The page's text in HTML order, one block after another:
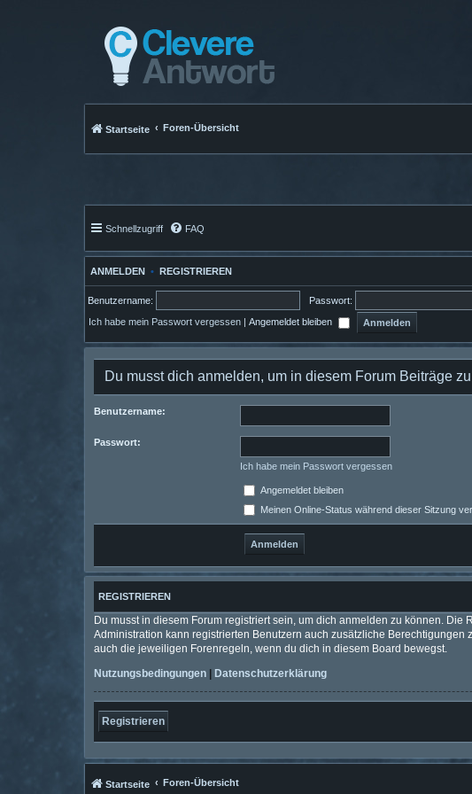
Startseite Foren-Übersicht
Schnellzugriff FAQ
ANMELDEN • REGISTRIEREN
Benutzername: Passwort:
Ich habe mein Passwort vergessen Angemeldet bleiben
Du musst dich anmelden, um in diesem Forum Beiträge
Benutzername:
Passwort:
Ich habe mein Passwort vergessen
Angemeldet bleiben
Meinen Online-Status während dieser Sitzung
REGISTRIEREN
Du musst in diesem Forum registriert sein, um dich anmelden zu können.
Administration kann registrierten Benutzern auch zusätzliche
auch die jeweiligen Forenregeln, wenn du dich in diesem Board bewegst.
Nutzungsbedingungen
Datenschutzerklärung
Registrieren
Startseite Foren-Übersicht